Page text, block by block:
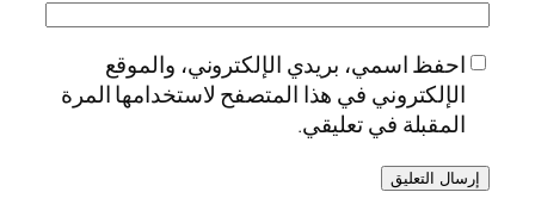
احفظ اسمي، بريدي الإلكتروني، والموقع
الإلكتروني في هذا المتصفح لاستخدامها المرة
المقبلة في تعليقي.